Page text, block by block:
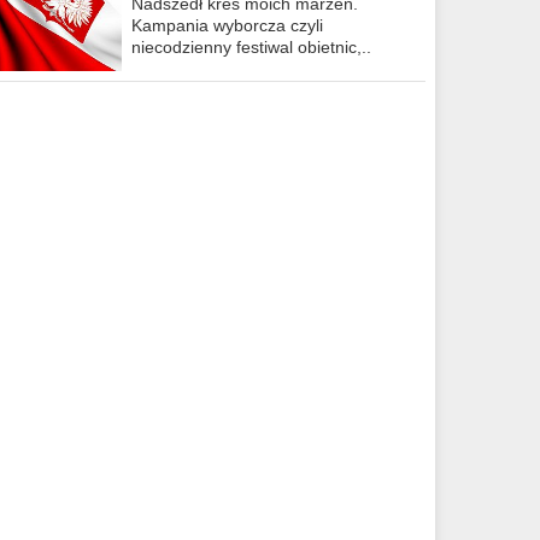
Kampania wyborcza czyli
niecodzienny festiwal obietnic,..